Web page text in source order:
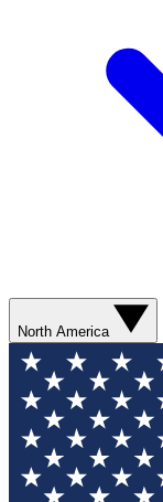
North America